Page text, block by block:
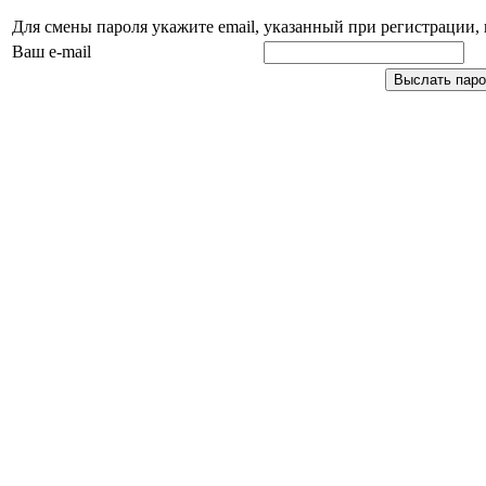
Для смены пароля укажите email, указанный при
Ваш e-mail